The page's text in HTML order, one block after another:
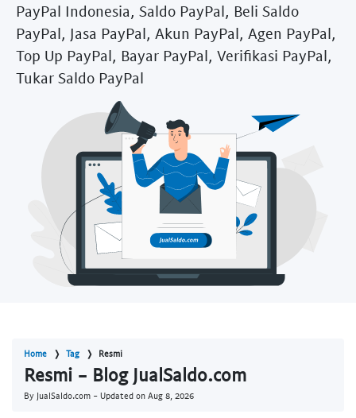
PayPal Indonesia, Saldo PayPal, Beli Saldo
PayPal, Jasa PayPal, Akun PayPal, Agen PayPal,
Top Up PayPal, Bayar PayPal, Verifikasi PayPal,
Tukar Saldo PayPal
Home Tag Resmi
Resmi - Blog JualSaldo.com
By JualSaldo.com - Updated on Aug 8, 2026